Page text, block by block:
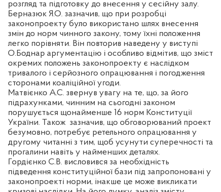
розгляд та підготовку до внесення у сесійну залу.
Берназюк Я.О. зазначив, що при розробці
законопроекту було використано шлях внесення
змін до норм чинного закону, тому їхні положення
легко порівняти. Він повторив наведену у виступі
О.Боднар аргументацію і особливо відмітив, що зміст
окремих положень законопроекту є наслідком
тривалого і серйозного опрацювання і погодження
сторонами коаліційної угоди.
Матвієнко А.С. звернув увагу на те, що, за його
підрахунками, чинним на сьогодні законом
порушується щонайменше 16 норм Конституції
України. Також зазначив, що обговорюваний проект
безумовно, потребує ретельного опрацювання у
другому читанні з тим, щоб усунути суперечності та
прогалини навіть у найменших деталях.
Гордієнко С.В. висловився за необхідність
підведення конституційної бази під запропоновані у
законопроекті норми, інакше це може викликати